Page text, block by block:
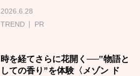
2026.6.28
TREND
PR
時を経てさらに花開く──‟物語と
しての香り”を体験〈メゾン ド